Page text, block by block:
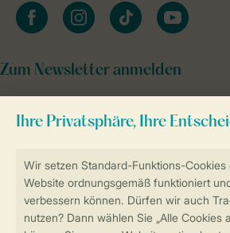
Sicher und schnell zur Online-
facebookinstagramtiktok youtube
Zum Newsletter anmelden